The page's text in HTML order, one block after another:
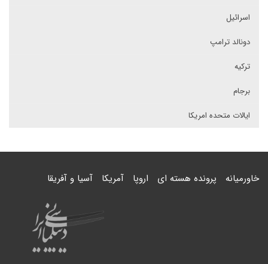
اسرائیل
دونالد ترامپ
ترکیه
برجام
ایالات متحده امریکا
خاورمیانه پرونده هسته ای اروپا آمریکا آسیا و آفریقا